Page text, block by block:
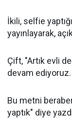
İkili, selfie
yayınlayarak,
Çift, "Artık evli
devam ediyoruz.
Bu metni
yaptık" diye